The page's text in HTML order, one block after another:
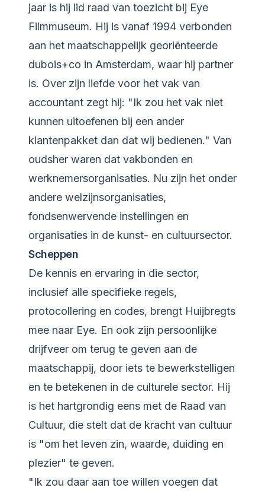
jaar is hij lid raad van toezicht bij Eye
Filmmuseum. Hij is vanaf 1994 verbonden
aan het maatschappelijk georiënteerde
dubois+co in Amsterdam, waar hij partner
is. Over zijn liefde voor het vak van
accountant zegt hij: "Ik zou het vak niet
kunnen uitoefenen bij een ander
klantenpakket dan dat wij bedienen." Van
oudsher waren dat vakbonden en
werknemersorganisaties. Nu zijn het onder
andere welzijnsorganisaties,
fondsenwervende instellingen en
organisaties in de kunst- en cultuursector.
Scheppen
De kennis en ervaring in die sector,
inclusief alle specifieke regels,
protocollering en codes, brengt Huijbregts
mee naar Eye. En ook zijn persoonlijke
drijfveer om terug te geven aan de
maatschappij, door iets te bewerkstelligen
en te betekenen in de culturele sector. Hij
is het hartgrondig eens met de Raad van
Cultuur, die stelt dat de kracht van cultuur
is "om het leven zin, waarde, duiding en
plezier" te geven.
"Ik zou daar aan toe willen voegen dat